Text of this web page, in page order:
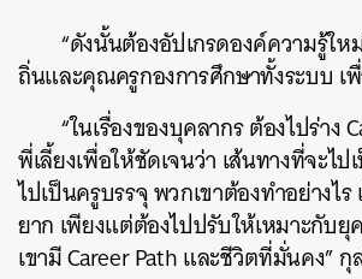
“ดังนั้นต้องอัปเกรดองค์ความรู้ใ
ถิ่นและคุณครูกองการศึกษาทั้งระบบ เ
“ในเรื่องของบุคลากร ต้องไปร่าง
พี่เลี้ยงเพื่อให้ชัดเจนว่า เส้นทางที่จะไป
ไปเป็นครูบรรจุ พวกเขาต้องทำอย่างไร
ยาก เพียงแต่ต้องไปปรับให้เหมาะกับ
เขามี Career Path และชีวิตที่มั่นคง” กุ